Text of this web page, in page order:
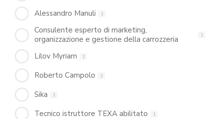
Alessandro Manuli 1
Consulente esperto di marketing,
organizzazione e gestione della carrozzeria
1
Lilov Myriam 1
Roberto Campolo 1
Sika 1
Tecnico istruttore TEXA abilitato 1